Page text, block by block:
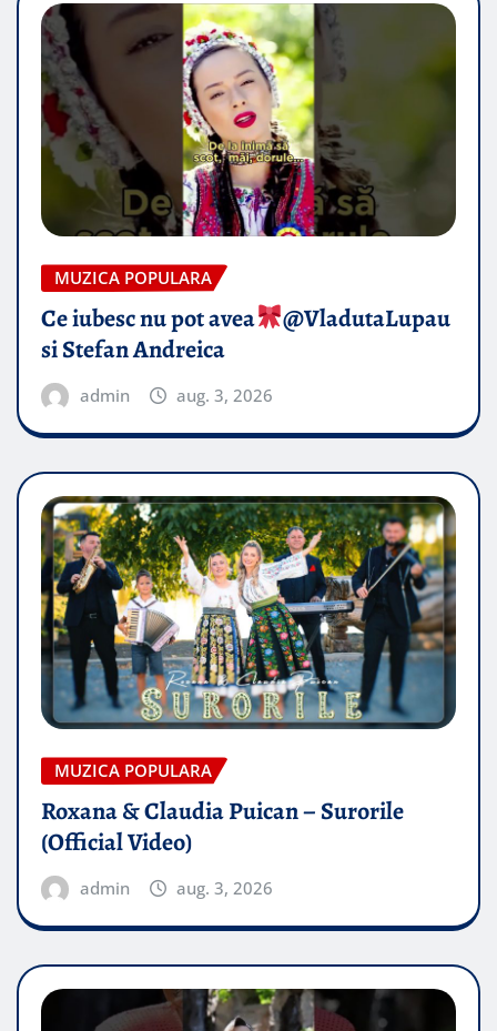
MUZICA POPULARA
Ce iubesc nu pot avea
​@VladutaLupau
si Stefan Andreica
admin aug. 3, 2026
MUZICA POPULARA
Roxana & Claudia Puican – Surorile
(Official Video)
admin aug. 3, 2026